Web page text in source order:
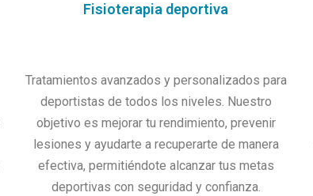
Fisioterapia deportiva
Tratamientos avanzados y personalizados para
deportistas de todos los niveles. Nuestro
objetivo es mejorar tu rendimiento, prevenir
lesiones y ayudarte a recuperarte de manera
efectiva, permitiéndote alcanzar tus metas
deportivas con seguridad y confianza.